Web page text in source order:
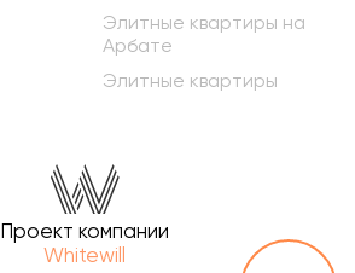
Элитные квартиры на
Арбате
Элитные квартиры
Проект компании
Whitewill